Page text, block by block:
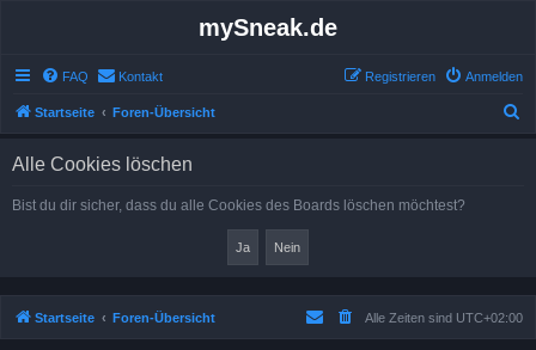
mySneak.de
FAQ Kontakt Anmelden
Registrieren
Startseite Foren-Übersicht
Alle Cookies löschen
Bist du dir sicher, dass du alle Cookies des Boards löschen möchtest?
Startseite Foren-Übersicht Alle Zeiten sind UTC+02:00